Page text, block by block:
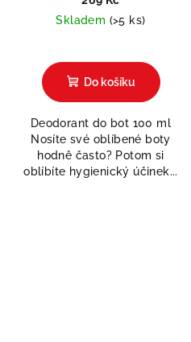
Skladem (>5 ks)
Do košíku
Deodorant do bot 100 ml
Nosíte své oblíbené boty
hodně často? Potom si
oblíbíte hygienický účinek...